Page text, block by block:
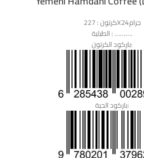
كرتون : 227X24جرام
الطبلية : ……….
باركود الكرتون:
باركود الحبة: